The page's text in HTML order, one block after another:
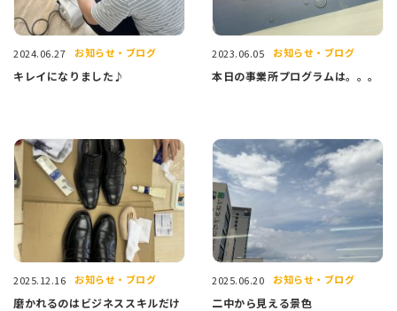
2024.06.27 お知らせ・ブログ
キレイになりました♪
2023.06.05 お知らせ・ブログ
本日の事業所プログラムは。。。
2025.12.16 お知らせ・ブログ
磨かれるのはビジネススキルだけ
2025.06.20 お知らせ・ブログ
二中から見える景色